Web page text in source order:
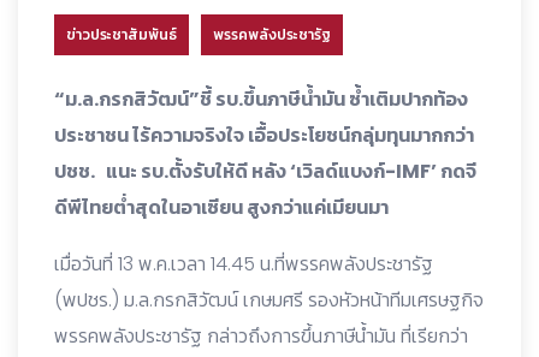
ข่าวประชาสัมพันธ์ พรรคพลังประชารัฐ
“ม.ล.กรกสิวัฒน์”ชี้ รบ.ขึ้นภาษีน้ำมัน ซ้ำเติมปากท้อง
ประชาชน ไร้ความจริงใจ เอื้อประโยชน์กลุ่มทุนมากกว่า
ปชช. แนะ รบ.ตั้งรับให้ดี หลัง ‘เวิลด์แบงก์-IMF’ กดจี
ดีพีไทยต่ำสุดในอาเซียน สูงกว่าแค่เมียนมา
เมื่อวันที่ 13 พ.ค.เวลา 14.45 น.ที่พรรคพลังประชารัฐ
(พปชร.) ม.ล.กรกสิวัฒน์ เกษมศรี รองหัวหน้าทีมเศรษฐกิจ
พรรคพลังประชารัฐ กล่าวถึงการขึ้นภาษีน้ำมัน ที่เรียกว่า